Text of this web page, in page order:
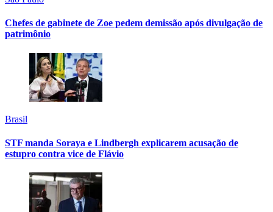
Chefes de gabinete de Zoe pedem demissão após divulgação de
patrimônio
Brasil
STF manda Soraya e Lindbergh explicarem acusação de
estupro contra vice de Flávio